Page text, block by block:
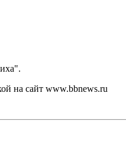
на сайт www.bbnews.ru